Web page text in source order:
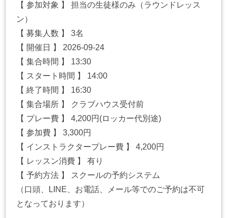
【 参加対象 】 担当の生徒様のみ（ラウンドレッス
ン）
【 募集人数 】 3名
【 開催日 】 2026-09-24
【 集合時間 】 13:30
【 スタート時間 】 14:00
【 終了時間 】 16:30
【 集合場所 】 クラブハウス受付前
【 プレー費 】 4,200円(ロッカー代別途)
【 参加費 】 3,300円
【 インストラクタープレー費 】 4,200円
【 レッスン消費 】 有り
【 予約方法 】 スクールの予約システム
（口頭、LINE、お電話、メール等でのご予約は不可
となっております）